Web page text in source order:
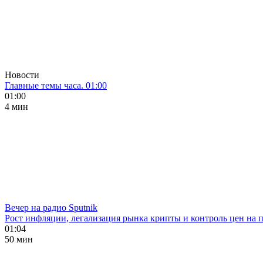
Новости
Главные темы часа. 01:00
01:00
4 мин
Вечер на радио Sputnik
Рост инфляции, легализация рынка крипты и контроль цен на
01:04
50 мин